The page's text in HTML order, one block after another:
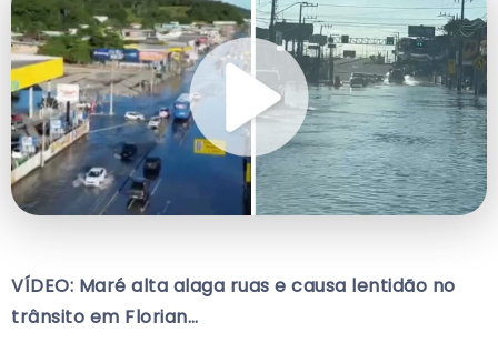
VÍDEO: Maré alta alaga ruas e causa lentidão no
trânsito em Florian…